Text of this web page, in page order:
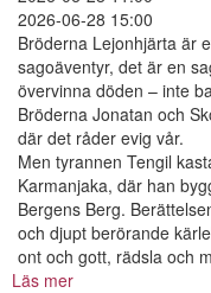
2026-06-28 15:00
Bröderna Lejonhjärta är
sagoäventyr, det är en
övervinna döden – inte
Bröderna Jonatan och
där det råder evig vår.
Men tyrannen Tengil
Karmanjaka, där han
Bergens Berg.
och djupt berörande
ont och gott, rädsla och
Läs mer